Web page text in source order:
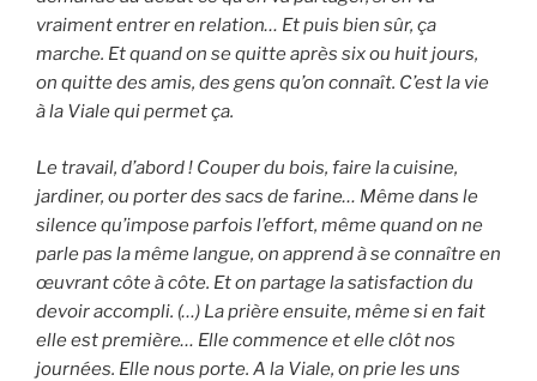
vraiment entrer en relation… Et puis bien sûr, ça
marche. Et quand on se quitte après six ou huit jours,
on quitte des amis, des gens qu’on connaît. C’est la vie
à la Viale qui permet ça.
Le travail, d’abord ! Couper du bois, faire la cuisine,
jardiner, ou porter des sacs de farine… Même dans le
silence qu’impose parfois l’effort, même quand on ne
parle pas la même langue, on apprend à se connaître en
œuvrant côte à côte. Et on partage la satisfaction du
devoir accompli. (…) La prière ensuite, même si en fait
elle est première… Elle commence et elle clôt nos
journées. Elle nous porte. A la Viale, on prie les uns